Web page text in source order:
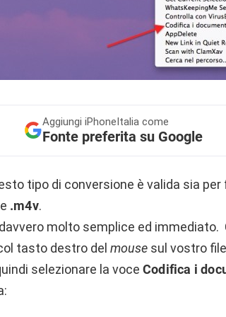
Aggiungi iPhoneItalia come
Fonte preferita su Google
tipo di conversione è valida sia
.m4v.
molto semplice ed immediato.
tasto destro del mouse sul vostro
selezionare la voce Codifica i